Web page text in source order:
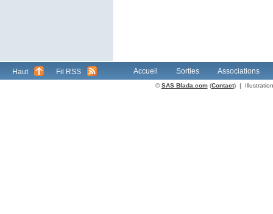
Haut Fil RSS Accueil Sorties Associations
©SAS Blada.com(Contact) |